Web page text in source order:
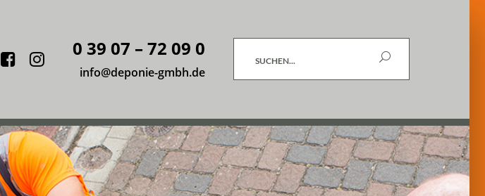
Facebook
Instagram
0 39 07 – 72 09 0
info@deponie-gmbh.de
Suchen